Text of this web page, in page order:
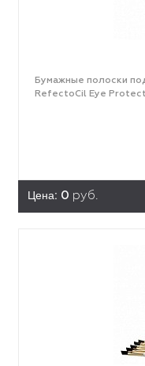
Бумажные полоски
RefectoCil Eye
Цена: 0 руб.